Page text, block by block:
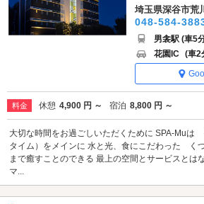
埼玉県深谷市荒
048-584-
男衾駅 (車5
花園IC (車2
料金 休憩 4,900 円 ～ 宿泊 8,800 円 ～
大切な時間をお過ごしいただくために SPA-Muは
タイム）をメインに 水と光、食にこだわった く
まで癒すことのできる 最上の空間とサービスと
マ...